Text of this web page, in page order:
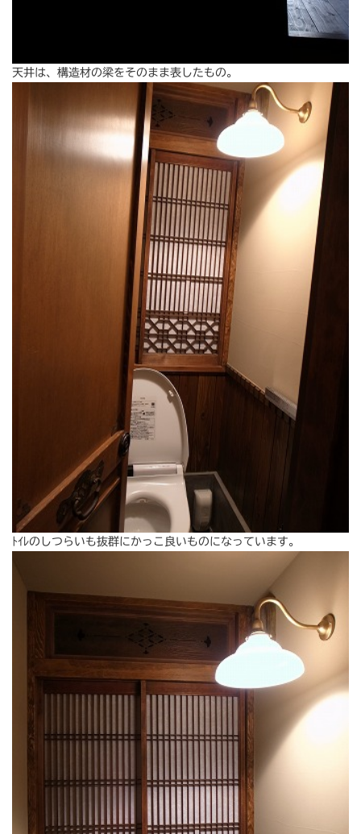
天井は、構造材の梁をそのまま表したもの。
ﾄｲﾚのしつらいも抜群にかっこ良いものになっています。